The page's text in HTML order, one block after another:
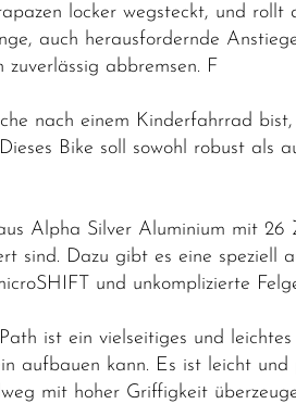
locker wegsteckt, und
auch herausfordernde
zuverlässig abbremsen. F
nach einem Kinderfahrrad
Bike soll sowohl robust als
Alpha Silver Aluminium mit
sind. Dazu gibt es eine speziell
und unkomplizierte
ist ein vielseitiges und
aufbauen kann. Es ist leicht
mit hoher Griffigkeit